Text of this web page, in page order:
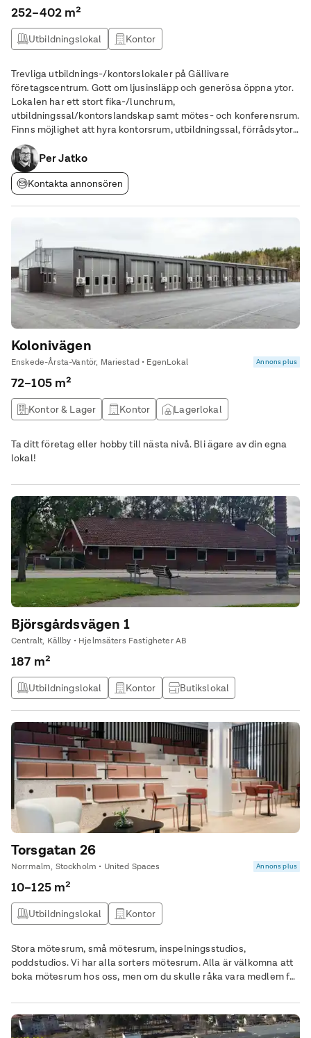
252–402 m²
Utbildningslokal Kontor
Trevliga utbildnings-/kontorslokaler på Gällivare
företagscentrum. Gott om ljusinsläpp och generösa öppna ytor.
Lokalen har ett stort fika-/lunchrum,
utbildningssal/kontorslandskap samt mötes- och konferensrum.
Finns möjlighet att hyra kontorsrum, utbildningssal, förrådsytor
samt dusch/omklädning om så önskas. Lokalen ligger bra
placerad med gott om parkeringsplatser i direkt anslutning till
Per Jatko
Kontakta annonsören
Kolonivägen
Enskede-Årsta-Vantör, Mariestad • EgenLokal Annons plus
72–105 m²
Kontor & Lager Kontor
Lagerlokal
Ta ditt företag eller hobby till nästa nivå. Bli ägare av din egna
lokal!
Björsgårdsvägen 1
Centralt, Källby • Hjelmsäters Fastigheter AB
187 m²
Utbildningslokal Kontor
Butikslokal
Produktionslokal
Torsgatan 26
Norrmalm, Stockholm • United Spaces Annons plus
10–125 m²
Utbildningslokal Kontor
Stora mötesrum, små mötesrum, inspelningsstudios,
poddstudios. Vi har alla sorters mötesrum. Alla är välkomna att
boka mötesrum hos oss, men om du skulle råka vara medlem får
du undrar över kan du alltid höra av dig till oss, eller kika bland
våra vanligaste frågor. När du bokar ett mötesrum hos United
Spaces behöver du bara fokusera på en sak, och det är just